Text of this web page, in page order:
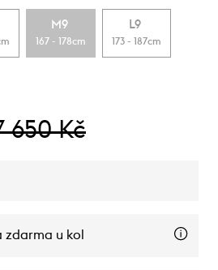
M9
167 - 178cm
L9
173 - 187cm
650 Kč
zdarma u kol